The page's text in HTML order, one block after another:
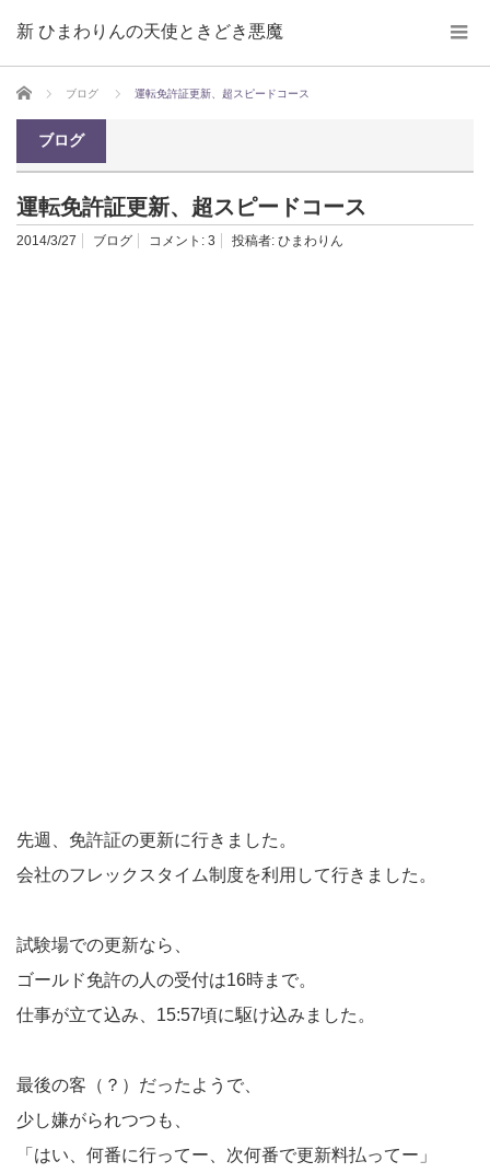
新 ひまわりんの天使ときどき悪魔
ホーム ブログ 運転免許証更新、超スピードコース
ブログ
運転免許証更新、超スピードコース
2014/3/27 ブログ コメント: 3 投稿者: ひまわりん
先週、免許証の更新に行きました。
会社のフレックスタイム制度を利用して行きました。
試験場での更新なら、
ゴールド免許の人の受付は16時まで。
仕事が立て込み、15:57頃に駆け込みました。
最後の客（？）だったようで、
少し嫌がられつつも、
「はい、何番に行ってー、次何番で更新料払ってー」